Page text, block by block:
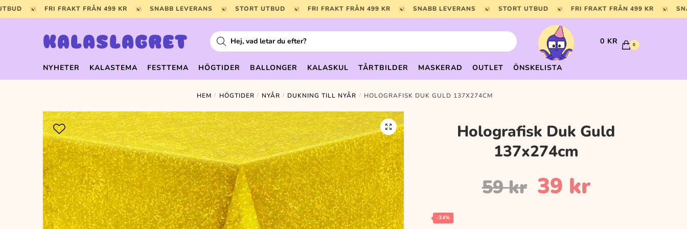
Skip
to
Skip
to
FRI FRAKT FRÅN 499 KR SNABB LEVERANS STORT UTBUD FRI FRAKT FRÅN 499 KR SNABB LEVERANS STORT UTBUD FRI FRAKT FRÅN 499 KR
KALASLAGRET Produktsökning
0 KR 0
NYHETER KALASTEMA FESTTEMA HÖGTIDER BALLONGER KALASKUL TÅRTBILDER MASKERAD OUTLET ÖNSKELISTA
HEM / HÖGTIDER / NYÅR / DUKNING TILL NYÅR / HOLOGRAFISK DUK GULD 137X274CM
🔍
Holografisk Duk Guld
137x274cm
59kr Det
39 krDet
-34%